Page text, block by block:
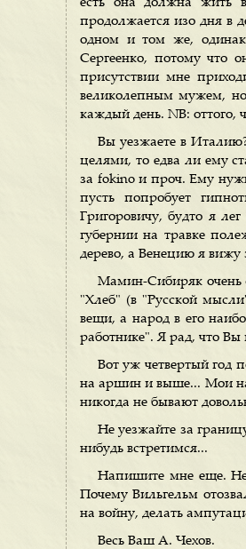
есть она должна жить
продолжается изо дня в
одном и том же,
Сергеенко, потому что
присутствии мне
великолепным мужем,
каждый день. NВ: оттого,
Вы уезжаете в
целями, то едва ли ему
за fokino и проч. Ему
пусть попробует
Григоровичу, будто я
губернии на травке
дерево, а Венецию я вижу
Мамин-Сибиряк очень
"Хлеб" (в "Русской
вещи, а народ в его
работнике". Я рад, что
Вот уж четвертый год
на аршин и выше... Мои
никогда не бывают
Не уезжайте за
нибудь встретимся...
Напишите мне еще.
Почему Вильгельм
на войну, делать
Весь Ваш А. Чехов.